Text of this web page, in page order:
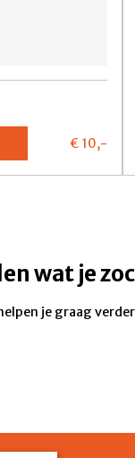
€ 10,-
wat je
je graag